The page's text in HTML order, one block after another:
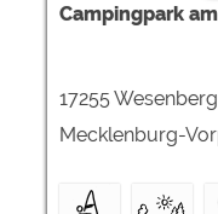
Campingpark
17255 Wesenberg
Mecklenburg-